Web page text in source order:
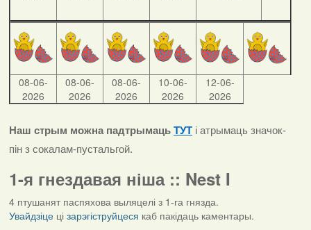
08-06-
2026
08-06-
2026
08-06-
2026
10-06-
2026
12-06-
2026
Наш стрым можна падтрымаць ТУТ і атрымаць значок-
пін з сокалам-пустальгой.
1-я гнездавая ніша :: Nest I
4 птушанят паспяхова выляцелі з 1-га гнязда.
Увайдзіцеці зарэгіструйцеся каб пакідаць каментары.